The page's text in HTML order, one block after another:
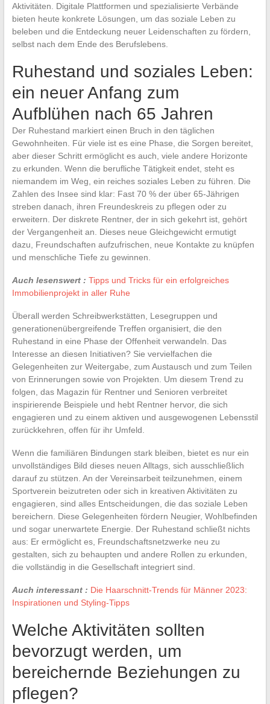
Aktivitäten. Digitale Plattformen und spezialisierte Verbände
bieten heute konkrete Lösungen, um das soziale Leben zu
beleben und die Entdeckung neuer Leidenschaften zu fördern,
selbst nach dem Ende des Berufslebens.
Ruhestand und soziales Leben:
ein neuer Anfang zum
Aufblühen nach 65 Jahren
Der Ruhestand markiert einen Bruch in den täglichen
Gewohnheiten. Für viele ist es eine Phase, die Sorgen bereitet,
aber dieser Schritt ermöglicht es auch, viele andere Horizonte
zu erkunden. Wenn die berufliche Tätigkeit endet, steht es
niemandem im Weg, ein reiches soziales Leben zu führen. Die
Zahlen des Insee sind klar: Fast 70 % der über 65-Jährigen
streben danach, ihren Freundeskreis zu pflegen oder zu
erweitern. Der diskrete Rentner, der in sich gekehrt ist, gehört
der Vergangenheit an. Dieses neue Gleichgewicht ermutigt
dazu, Freundschaften aufzufrischen, neue Kontakte zu knüpfen
und menschliche Tiefe zu gewinnen.
Auch lesenswert : Tipps und Tricks für ein erfolgreiches
Immobilienprojekt in aller Ruhe
Überall werden Schreibwerkstätten, Lesegruppen und
generationenübergreifende Treffen organisiert, die den
Ruhestand in eine Phase der Offenheit verwandeln. Das
Interesse an diesen Initiativen? Sie vervielfachen die
Gelegenheiten zur Weitergabe, zum Austausch und zum Teilen
von Erinnerungen sowie von Projekten. Um diesem Trend zu
folgen, das Magazin für Rentner und Senioren verbreitet
inspirierende Beispiele und hebt Rentner hervor, die sich
engagieren und zu einem aktiven und ausgewogenen Lebensstil
zurückkehren, offen für ihr Umfeld.
Wenn die familiären Bindungen stark bleiben, bietet es nur ein
unvollständiges Bild dieses neuen Alltags, sich ausschließlich
darauf zu stützen. An der Vereinsarbeit teilzunehmen, einem
Sportverein beizutreten oder sich in kreativen Aktivitäten zu
engagieren, sind alles Entscheidungen, die das soziale Leben
bereichern. Diese Gelegenheiten fördern Neugier, Wohlbefinden
und sogar unerwartete Energie. Der Ruhestand schließt nichts
aus: Er ermöglicht es, Freundschaftsnetzwerke neu zu
gestalten, sich zu behaupten und andere Rollen zu erkunden,
die vollständig in die Gesellschaft integriert sind.
Auch interessant : Die Haarschnitt-Trends für Männer 2023:
Inspirationen und Styling-Tipps
Welche Aktivitäten sollten
bevorzugt werden, um
bereichernde Beziehungen zu
pflegen?